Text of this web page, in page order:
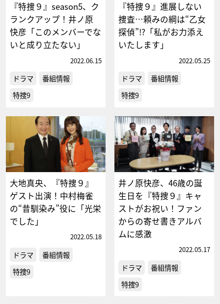
『特捜９』season5、ク
ランクアップ！井ノ原
快彦「このメンバーでな
いと成り立たない」
2022.06.15
ドラマ
番組情報
特捜9
『特捜９』進展しない
捜査…頼みの綱は“乙女
探偵”!?「私がお力添え
いたします」
2022.05.25
ドラマ
番組情報
特捜9
大地真央、『特捜９』
ゲスト出演！中村梅雀
の“昔馴染み”役に「光栄
でした」
2022.05.18
ドラマ
番組情報
特捜9
井ノ原快彦、46歳の誕
生日を『特捜９』キャ
ストがお祝い！ファン
からの寄せ書きアルバ
ムに感激
2022.05.17
ドラマ
番組情報
特捜9